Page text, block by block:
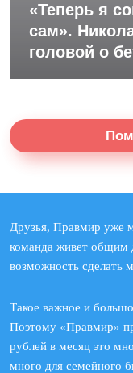
«Теперь я
сам».
головой о
Друзья, Правмир уже
команда живет общим
возможность сделать
Такое важное и
Поэтому «Правмир»
рублей в месяц это
много для семейного